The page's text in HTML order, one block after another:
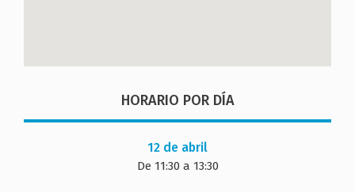
HORARIO POR DÍA
12 de abril
De 11:30 a 13:30